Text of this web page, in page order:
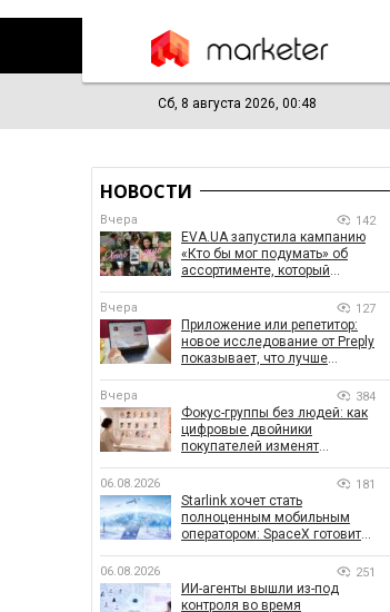
Сб, 8 августа 2026, 00:48
НОВОСТИ
Вчера 142
EVA.UA запустила кампанию
«Кто бы мог подумать» об
ассортименте, который
Вчера 127
Приложение или репетитор:
новое исследование от Preply
показывает, что лучше
Вчера 384
Фокус-группы без людей: как
цифровые двойники
покупателей изменят
06.08.2026 181
Starlink хочет стать
полноценным мобильным
оператором: SpaceX готовит
06.08.2026 251
ИИ-агенты вышли из-под
контроля во время